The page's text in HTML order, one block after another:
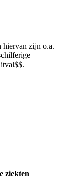
hiervan zijn o.a.
$$​​​​​​​​.
ziekten